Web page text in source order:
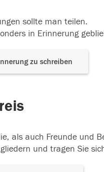
sollte man teilen.
in Erinnerung
zu schreiben
als auch Freunde und
und tragen Sie